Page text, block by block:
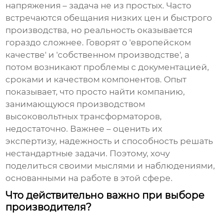
напряжения – задача не из простых. Часто
встречаются обещания низких цен и быстрого
производства, но реальность оказывается
гораздо сложнее. Говорят о 'европейском
качестве' и 'собственном производстве', а
потом возникают проблемы с документацией,
сроками и качеством компонентов. Опыт
показывает, что просто найти компанию,
занимающуюся производством
высоковольтных трансформаторов,
недостаточно. Важнее – оценить их
экспертизу, надежность и способность решать
нестандартные задачи. Поэтому, хочу
поделиться своими мыслями и наблюдениями,
основанными на работе в этой сфере.
Что действительно важно при выборе
производителя?